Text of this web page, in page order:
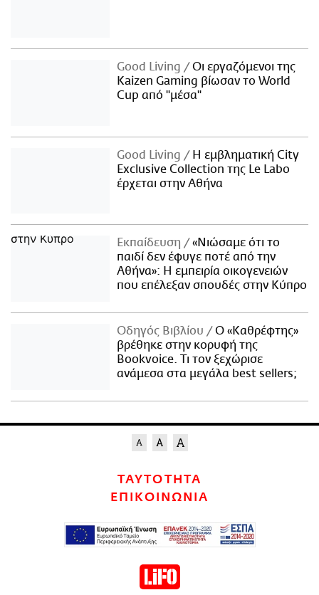
Good Living
Οι εργαζόμενοι της
Kaizen Gaming βίωσαν το World
Cup από "μέσα"
Good Living
Η εμβληματική City
Exclusive Collection της Le Labo
έρχεται στην Αθήνα
Εκπαίδευση
«Νιώσαμε ότι το
παιδί δεν έφυγε ποτέ από την
Αθήνα»: Η εμπειρία οικογενειών
που επέλεξαν σπουδές στην Κύπρο
Οδηγός Βιβλίου
Ο «Καθρέφτης»
βρέθηκε στην κορυφή της
Bookvoice. Τι τον ξεχώρισε
ανάμεσα στα μεγάλα best sellers;
ΤΑΥΤΟΤΗΤΑ
ΕΠΙΚΟΙΝΩΝΙΑ